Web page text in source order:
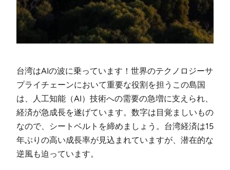
台湾はAIの波に乗っています！世界のテクノロジーサ
プライチェーンにおいて重要な役割を担うこの島国
は、人工知能（AI）技術への需要の急増に支えられ、
経済が急成長を遂げています。数字は目覚ましいもの
なので、シートベルトを締めましょう。台湾経済は15
年ぶりの高い成長率が見込まれていますが、潜在的な
逆風も迫っています。